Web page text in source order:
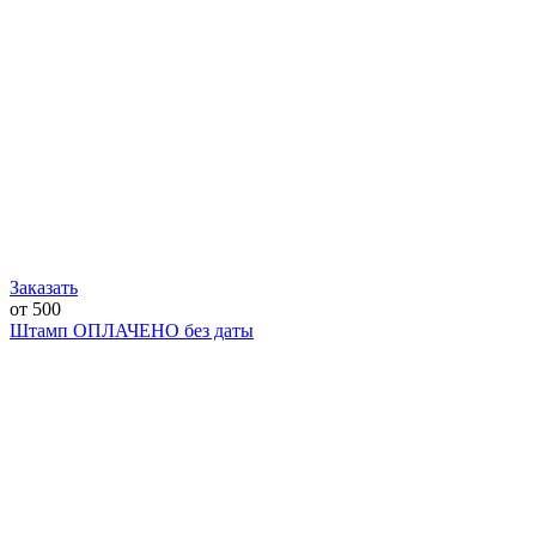
Заказать
от 500
Штамп ОПЛАЧЕНО без даты